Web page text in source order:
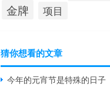
金牌 项目
猜你想看的文章
今年的元宵节是特殊的日子